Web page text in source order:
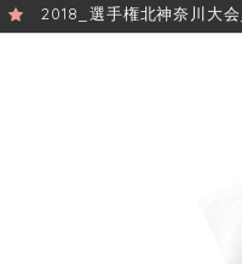
2018_選手権北神奈川大